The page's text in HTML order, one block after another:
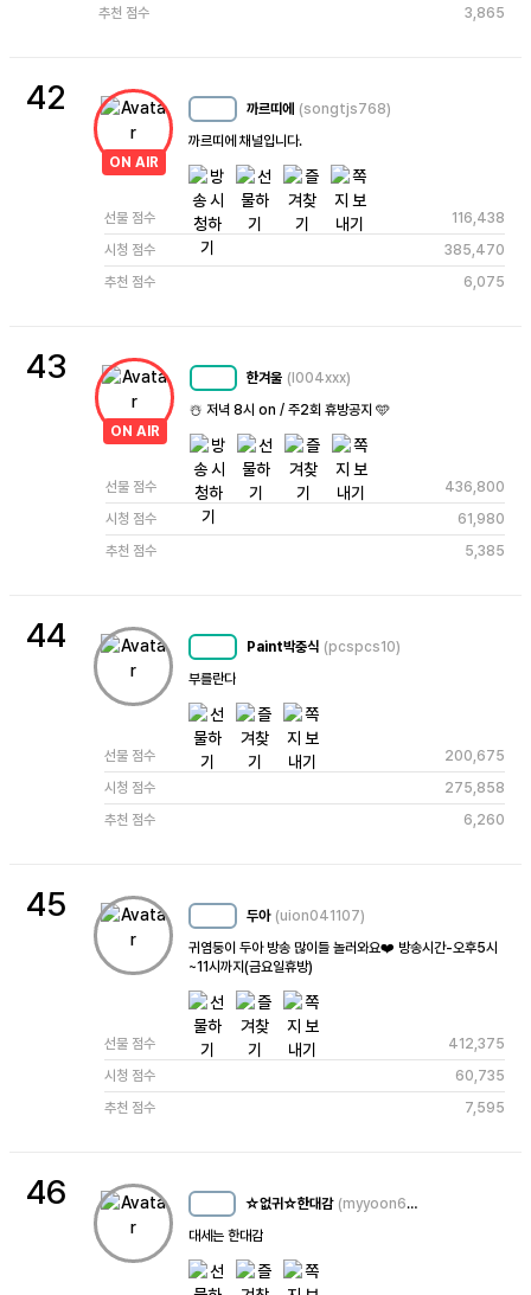
추천 점수
3,865
42
ON AIR
까르띠에 (songtjs768)
까르띠에 채널입니다.
선물 점수
116,438
시청 점수
385,470
추천 점수
6,075
43
ON AIR
한겨울 (l004xxx)
☃️ 저녁 8시 on / 주2회 휴방공지 🩵
선물 점수
436,800
시청 점수
61,980
추천 점수
5,385
44 Paint박충식 (pcspcs10)
부를란다
선물 점수
200,675
시청 점수
275,858
추천 점수
6,260
45 두아 (uion041107)
귀염둥이 두아 방송 많이들 놀러와요❤️ 방송시간-오후5시
~11시까지(금요일휴방)
선물 점수
412,375
시청 점수
60,735
추천 점수
7,595
46 ☆없귀☆한대감 (myyoon666)
대세는 한대감